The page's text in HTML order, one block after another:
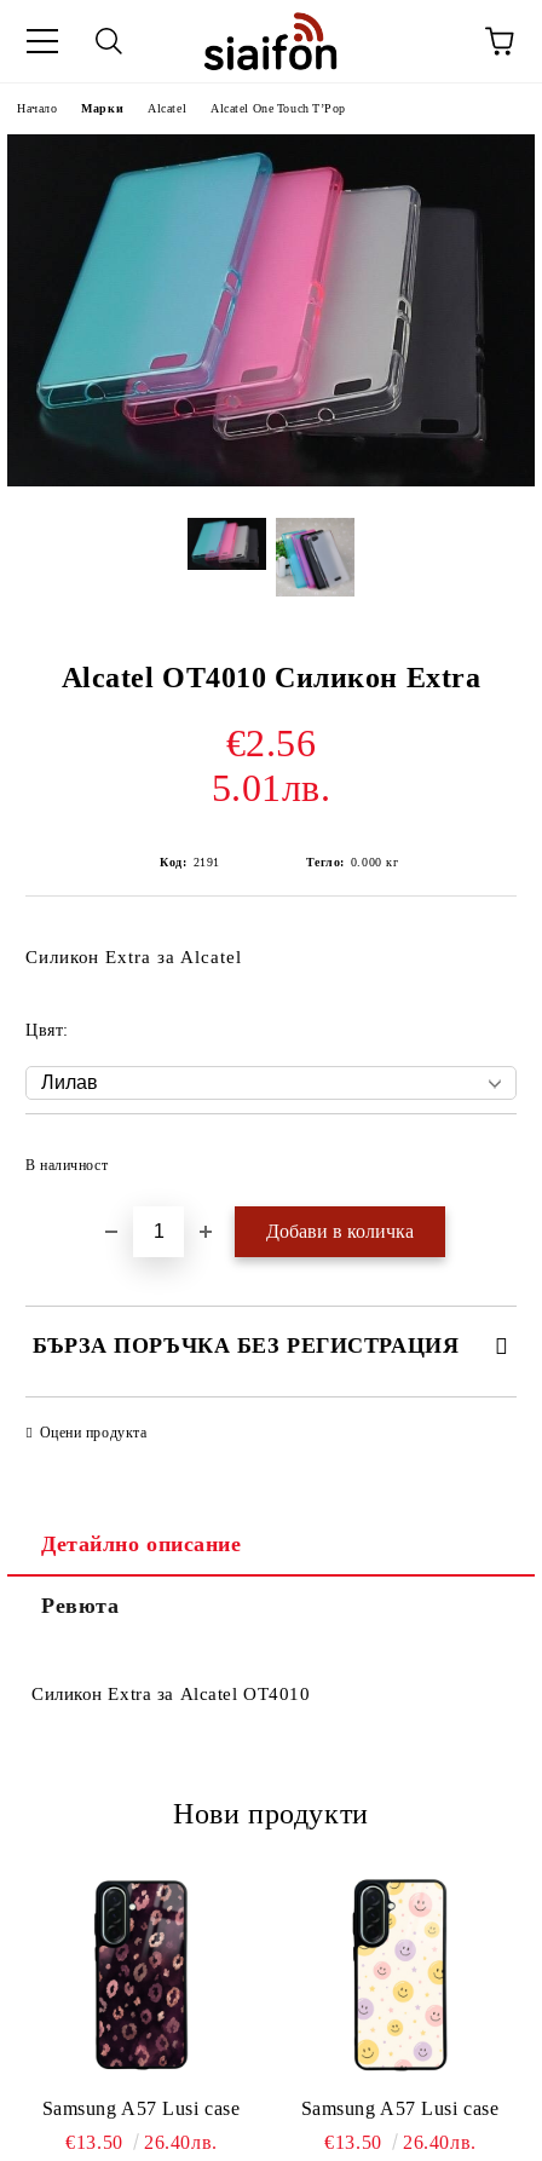
Начало Марки Alcatel Alcatel One Touch T’Pop
Alcatel OT4010 Силикон Extra
€2.56
5.01лв.
Код: 2191 Тегло: 0.000 кг
Силикон Extra за Alcatel
Цвят:
В наличност
БЪРЗА ПОРЪЧКА БЕЗ РЕГИСТРАЦИЯ
Оцени продукта
Детайлно описание
Ревюта
Силикон Extra за Alcatel OT4010
Нови продукти
Samsung A57 Lusi case
€13.50
26.40лв.
Samsung A57 Lusi case
€13.50
26.40лв.